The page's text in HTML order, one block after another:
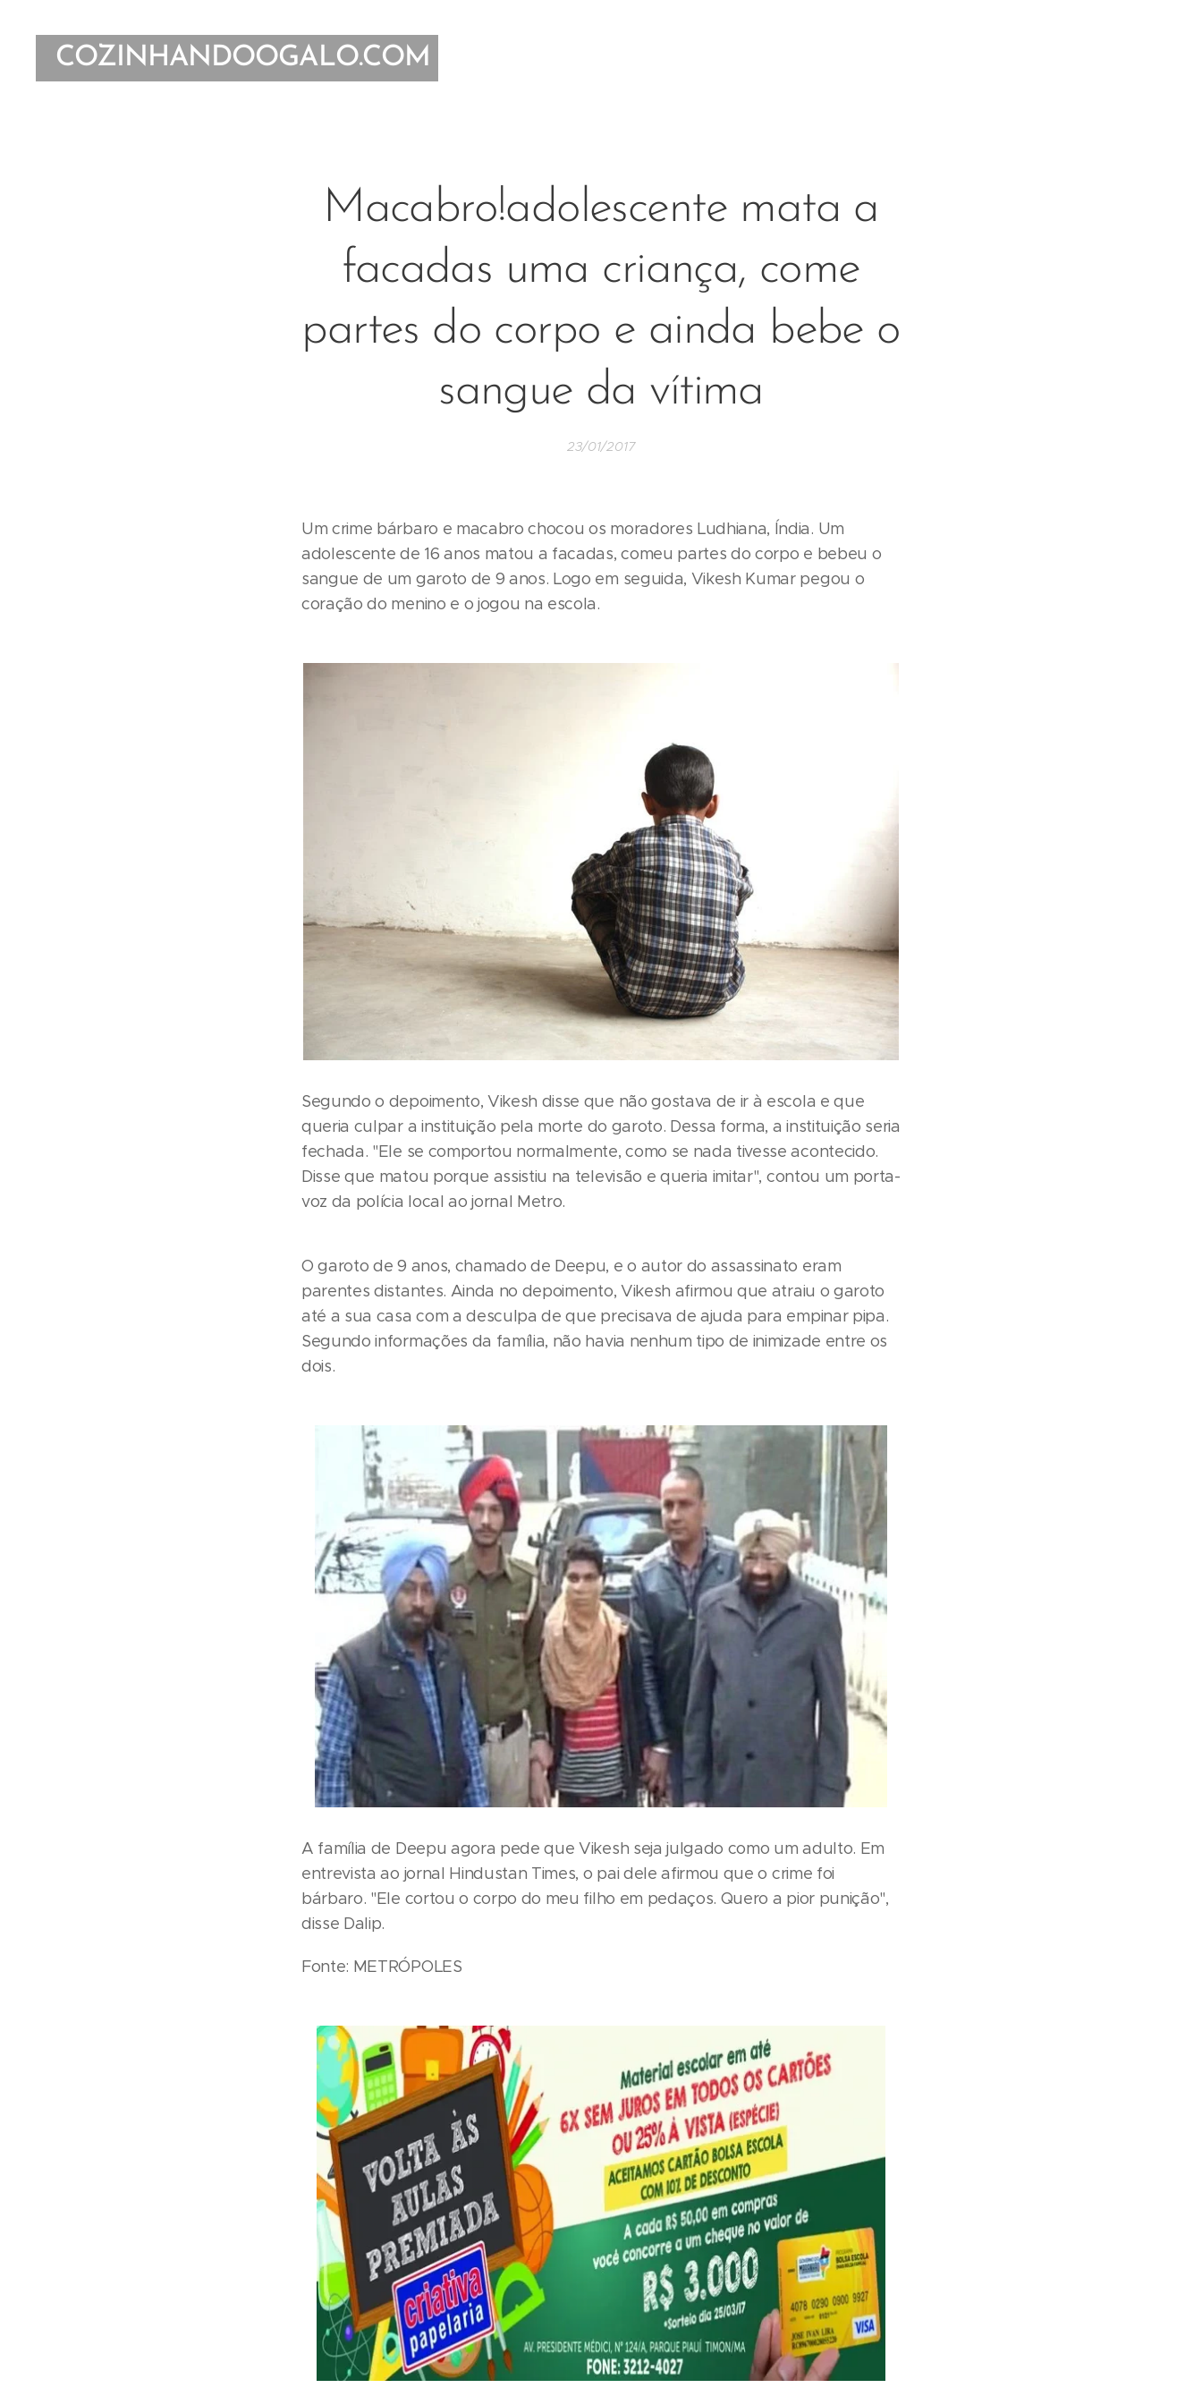
COZINHANDOOGALO.COM
Macabro!adolescente mata a
facadas uma criança, come
partes do corpo e ainda bebe o
sangue da vítima
23/01/2017
Um crime bárbaro e macabro chocou os moradores Ludhiana, Índia. Um
adolescente de 16 anos matou a facadas, comeu partes do corpo e bebeu o
sangue de um garoto de 9 anos. Logo em seguida, Vikesh Kumar pegou o
coração do menino e o jogou na escola.
Segundo o depoimento, Vikesh disse que não gostava de ir à escola e que
queria culpar a instituição pela morte do garoto. Dessa forma, a instituição seria
fechada. "Ele se comportou normalmente, como se nada tivesse acontecido.
Disse que matou porque assistiu na televisão e queria imitar", contou um porta-
voz da polícia local ao jornal Metro.
O garoto de 9 anos, chamado de Deepu, e o autor do assassinato eram
parentes distantes. Ainda no depoimento, Vikesh afirmou que atraiu o garoto
até a sua casa com a desculpa de que precisava de ajuda para empinar pipa.
Segundo informações da família, não havia nenhum tipo de inimizade entre os
dois.
A família de Deepu agora pede que Vikesh seja julgado como um adulto. Em
entrevista ao jornal Hindustan Times, o pai dele afirmou que o crime foi
bárbaro. "Ele cortou o corpo do meu filho em pedaços. Quero a pior punição",
disse Dalip.
Fonte: METRÓPOLES